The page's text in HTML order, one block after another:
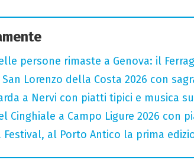
persone rimaste a Genova: il
San Lorenzo della Costa 2026 con
a Nervi con piatti tipici e musica
Cinghiale a Campo Ligure 2026 con
Festival, al Porto Antico la prima